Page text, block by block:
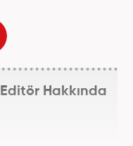
Editör Hakkında